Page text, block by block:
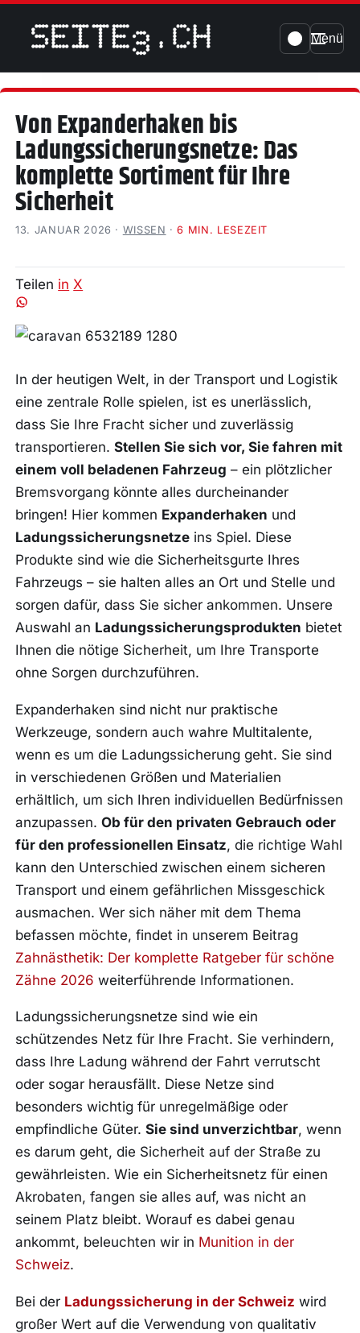
Menü
Von Expanderhaken bis
Ladungssicherungsnetze: Das
komplette Sortiment für Ihre
Sicherheit
13. JANUAR 2026 · WISSEN ·6 MIN. LESEZEIT
Teilen in X
In der heutigen Welt, in der Transport und Logistik
eine zentrale Rolle spielen, ist es unerlässlich,
dass Sie Ihre Fracht sicher und zuverlässig
transportieren.Stellen Sie sich vor, Sie fahren mit
einem voll beladenen Fahrzeug – ein plötzlicher
Bremsvorgang könnte alles durcheinander
bringen! Hier kommen Expanderhaken und
Ladungssicherungsnetze ins Spiel. Diese
Produkte sind wie die Sicherheitsgurte Ihres
Fahrzeugs – sie halten alles an Ort und Stelle und
sorgen dafür, dass Sie sicher ankommen. Unsere
Auswahl an Ladungssicherungsprodukten bietet
Ihnen die nötige Sicherheit, um Ihre Transporte
ohne Sorgen durchzuführen.
Expanderhaken sind nicht nur praktische
Werkzeuge, sondern auch wahre Multitalente,
wenn es um die Ladungssicherung geht. Sie sind
in verschiedenen Größen und Materialien
erhältlich, um sich Ihren individuellen Bedürfnissen
anzupassen.Ob für den privaten Gebrauch oder
für den professionellen Einsatz, die richtige Wahl
kann den Unterschied zwischen einem sicheren
Transport und einem gefährlichen Missgeschick
ausmachen. Wer sich näher mit dem Thema
befassen möchte, findet in unserem Beitrag
Zahnästhetik: Der komplette Ratgeber für schöne
Zähne 2026 weiterführende Informationen.
Ladungssicherungsnetze sind wie ein
schützendes Netz für Ihre Fracht. Sie verhindern,
dass Ihre Ladung während der Fahrt verrutscht
oder sogar herausfällt. Diese Netze sind
besonders wichtig für unregelmäßige oder
empfindliche Güter.Sie sind unverzichtbar, wenn
es darum geht, die Sicherheit auf der Straße zu
gewährleisten. Wie ein Sicherheitsnetz für einen
Akrobaten, fangen sie alles auf, was nicht an
seinem Platz bleibt. Worauf es dabei genau
ankommt, beleuchten wir in Munition in der
Schweiz.
Bei der Ladungssicherung in der Schweiz wird
großer Wert auf die Verwendung von qualitativ